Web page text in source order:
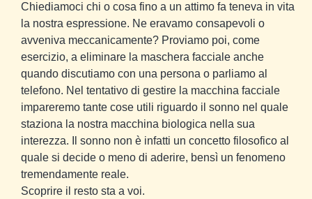
Chiediamoci chi o cosa fino a un attimo fa teneva in vita
la nostra espressione. Ne eravamo consapevoli o
avveniva meccanicamente? Proviamo poi, come
esercizio, a eliminare la maschera facciale anche
quando discutiamo con una persona o parliamo al
telefono. Nel tentativo di gestire la macchina facciale
impareremo tante cose utili riguardo il sonno nel quale
staziona la nostra macchina biologica nella sua
interezza. Il sonno non è infatti un concetto filosofico al
quale si decide o meno di aderire, bensì un fenomeno
tremendamente reale.
Scoprire il resto sta a voi.